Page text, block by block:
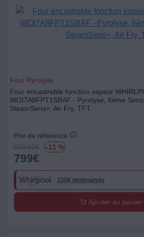
Four Pyrolyse
Four encastrable fonction vapeur
WOI7A8FPT1SBAF - Pyrolyse, 6ème
SteamSens+, Air Fry, TFT
Prix de référence
899.00€ -11 %
799€
150€ remboursés
Ajouter au panier